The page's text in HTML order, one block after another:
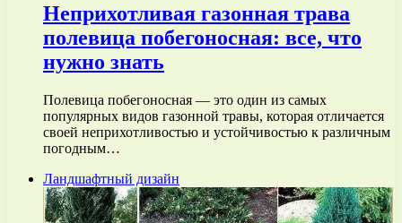
Неприхотливая газонная трава
полевица побегоносная: все, что
нужно знать
Полевица побегоносная — это один из самых
популярных видов газонной травы, которая отличается
своей неприхотливостью и устойчивостью к различным
погодным…
Ландшафтный дизайн